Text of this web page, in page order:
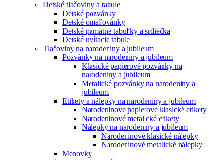
Detské tlačoviny a tabule
Detské pozvánky
Detské omaľovánky
Detské pamätné tabuľky a srdiečka
Detské uvítacie tabule
Tlačoviny na narodeniny a jubileum
Pozvánky na narodeniny a jubileum
Klasické papierové pozvánky na
narodeniny a jubileum
Metalické pozvánky na narodeniny a
jubileum
Etikety a nálepky na narodeniny a jubileum
Narodeninové papierové klasické etikety
Narodeninové metalické etikety
Nálepky na narodeniny a jubileum
Narodeninové klasické nálepky
Narodeninové metalické nálepky
Menovky